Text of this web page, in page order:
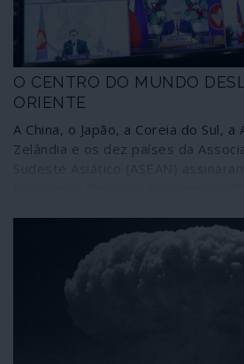
O CENTRO DO MUNDO
ORIENTE
A China, o Japão, a Coreia do Sul, a
Zelândia e os dez países da
30% da economia mundial e 2200
Trata-se de uma grande
intersectar-se com várias outras
geoeconomia mas também da